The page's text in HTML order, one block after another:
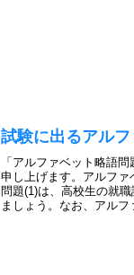
試験に出るアル
「アルファベット略語
申し上げます。アルファ
問題(1)は、高校生の就
ましょう。なお、アルフ